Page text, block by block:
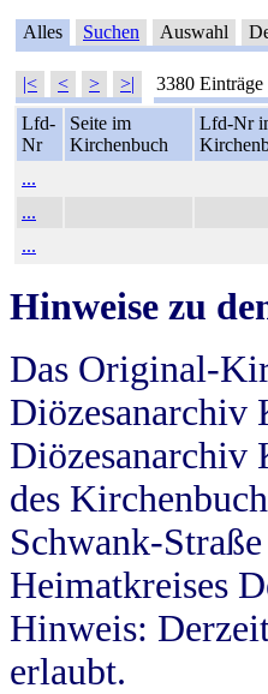
Alles Suchen Auswahl
|< < > >| 3380 Einträge
Lfd-
Nr
Seite im
Kirchenbuch
Lfd-Nr
...
...
...
Hinweise zu
Das Original-
Diözesanarchiv
des
Schwank-
Heimatkreises
Hinweis:
erlaubt.